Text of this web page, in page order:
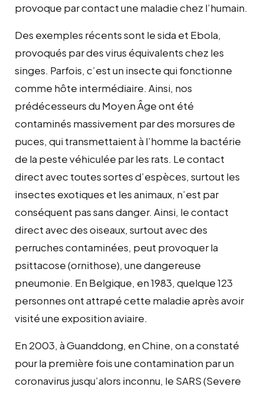
provoque par contact une maladie chez l’humain.
Des exemples récents sont le sida et Ebola,
provoqués par des virus équivalents chez les
singes. Parfois, c’est un insecte qui fonctionne
comme hôte intermédiaire. Ainsi, nos
prédécesseurs du Moyen Âge ont été
contaminés massivement par des morsures de
puces, qui transmettaient à l’homme la bactérie
de la peste véhiculée par les rats. Le contact
direct avec toutes sortes d’espèces, surtout les
insectes exotiques et les animaux, n’est par
conséquent pas sans danger. Ainsi, le contact
direct avec des oiseaux, surtout avec des
perruches contaminées, peut provoquer la
psittacose (ornithose), une dangereuse
pneumonie. En Belgique, en 1983, quelque 123
personnes ont attrapé cette maladie après avoir
visité une exposition aviaire.
En 2003, à Guanddong, en Chine, on a constaté
pour la première fois une contamination par un
coronavirus jusqu’alors inconnu, le SARS (Severe